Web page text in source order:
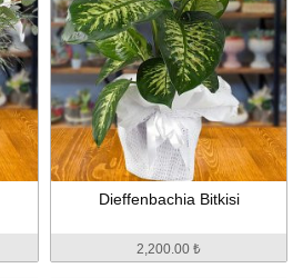
Dieffenbachia Bitkisi
2,200.00 ₺